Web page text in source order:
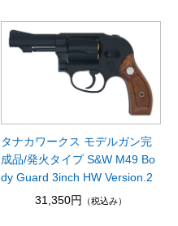
タナカワークス モデルガン完
成品/発火タイプ S&W M49 Bo
dy Guard 3inch HW Version.2
31,350円
（税込み）